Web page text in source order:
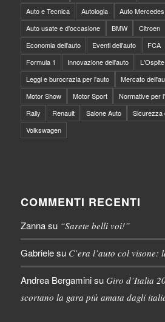
Auto e Tecnica
Autologia Auto Mercedes
Auto usate e d'occasione
BMW Citroen
Economia dell'auto
Eventi dell'auto FCA
Formula 1
Innovazione dell'auto L'Ospite
Leggi e burocrazia per l'auto
Mercato
Motor Show
Motor Sport Normative per
Rally
Renault Salone Auto Sicurezza
Volkswagen
COMMENTI RECENTI
Zannasu “Sarete belli voi!”
Gabrielesu C’era l’auto col visone:
Andrea Bergaminisu Giro d’Italia
scortano la gara più amata dagli